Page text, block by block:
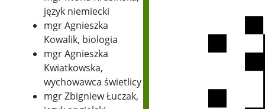
język niemiecki
mgr Agnieszka
Kowalik, biologia
mgr Agnieszka
Kwiatkowska,
wychowawca świetlicy
mgr Zbigniew Łuczak,